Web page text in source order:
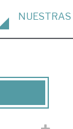
NUESTRAS